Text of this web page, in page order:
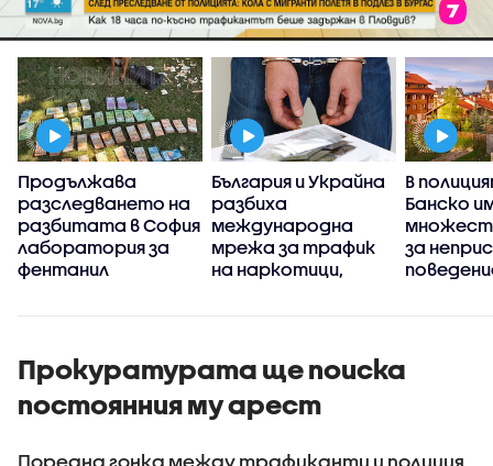
Продължава
разследването на
разбитата в София
лаборатория за
фентанил
България и Украйна
разбиха
международна
мрежа за трафик
на наркотици,
задържан у нас
В
Банско
за
Италия
Прокуратурата ще поиска
постоянния му арест
Поредна гонка между трафиканти и полиция